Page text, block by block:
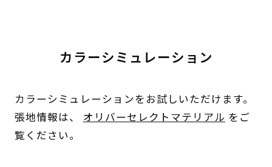
カラーシミュレーション
カラーシミュレーションをお試しいただけます。
張地情報は、 オリバーセレクトマテリアル をご
覧ください。